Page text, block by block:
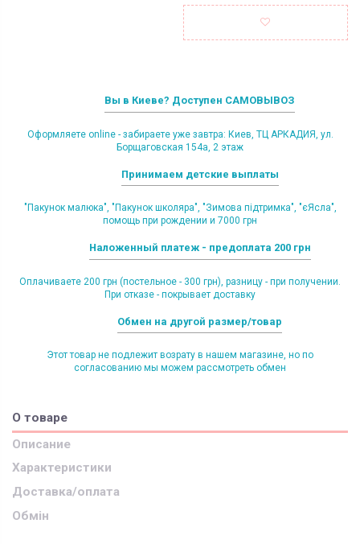
Вы в Киеве? Доступен САМОВЫВОЗ
Оформляете online - забираете уже завтра: Киев, ТЦ АРКАДИЯ, ул.
Борщаговская 154а, 2 этаж
Принимаем детские выплаты
"Пакунок малюка", "Пакунок школяра", "Зимова підтримка", "єЯсла",
помощь при рождении и 7000 грн
Наложенный платеж - предоплата 200 грн
Оплачиваете 200 грн (постельное - 300 грн), разницу - при получении.
При отказе - покрывает доставку
Обмен на другой размер/товар
Этот товар не подлежит возрату в нашем магазине, но по
согласованию мы можем рассмотреть обмен
О товаре
Описание
Характеристики
Доставка/оплата
Обмін